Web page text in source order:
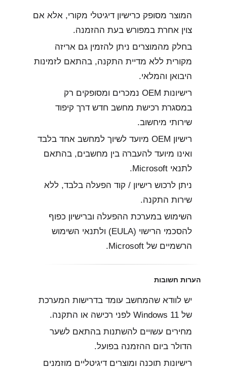
המוצר מסופק כרישיון דיגיטלי מקורי, אלא אם
צוין אחרת במפורש בעת ההזמנה.
בחלק מהמוצרים ניתן להזמין גם אריזה
מקורית ללא מדיית התקנה, בהתאם לזמינות
היבואן והמלאי.
רישיונות OEM נמכרים ומסופקים רק
במסגרת רכישת מחשב חדש דרך קיפוד
שירותי מיחשוב.
רישיון OEM מיועד לשיוך למחשב אחד בלבד
ואינו מיועד להעברה בין מחשבים, בהתאם
לתנאי Microsoft.
ניתן לרכוש רישיון / קוד הפעלה בלבד, ללא
שירות התקנה.
השימוש במערכת ההפעלה וברישיון כפוף
להסכמי הרישוי (EULA) ולתנאי השימוש
הרשמיים של Microsoft.
הערות חשובות
יש לוודא שהמחשב עומד בדרישות המערכת
של Windows 11 לפני רכישה או התקנה.
מחירים עשויים להשתנות בהתאם לשער
הדולר ביום ההזמנה בפועל.
רישיונות תוכנה ומוצרים דיגיטליים מוזמנים